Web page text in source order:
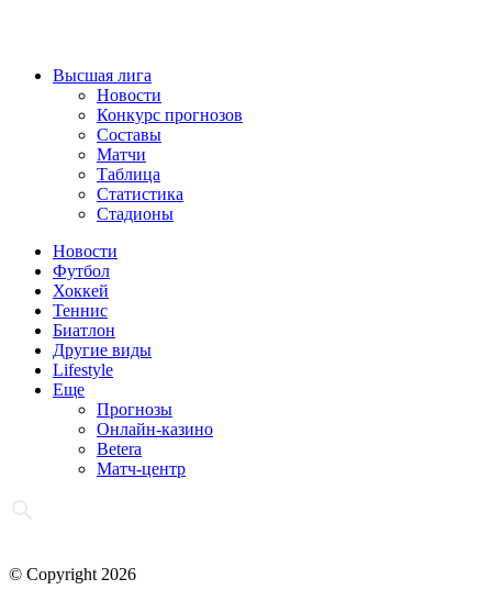
Высшая лига
Новости
Конкурс прогнозов
Составы
Матчи
Таблица
Статистика
Стадионы
Новости
Футбол
Хоккей
Теннис
Биатлон
Другие виды
Lifestyle
Еще
Прогнозы
Онлайн-казино
Betera
Матч-центр
© Copyright 2026